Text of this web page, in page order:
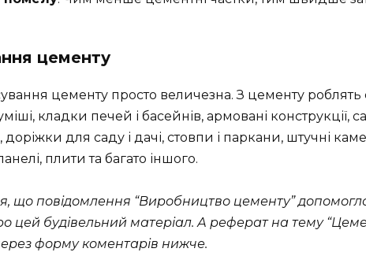
цементу
цементу просто величезна. З цементу
кладки печей і басейнів, армовані конструкції,
доріжки для саду і дачі, стовпи і паркани, штучні
плити та багато іншого.
що повідомлення “Виробництво цементу”
цей будівельний матеріал. А реферат на тему
форму коментарів нижче.